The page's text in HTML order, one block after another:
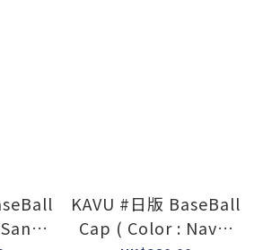
KAVU #日版 BaseBall
Cap ( Color : Navy)